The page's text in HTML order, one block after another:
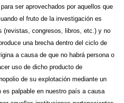
ser aprovechados por aquellos que
el fruto de la investigación es
(revistas, congresos, libros, etc.) y no
una brecha dentro del ciclo de
a causa de que no habrá persona o
uso de dicho producto de
de su explotación mediante un
palpable en nuestro país a causa